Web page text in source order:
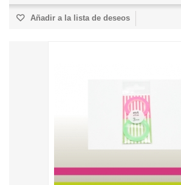
Añadir a la lista de deseos